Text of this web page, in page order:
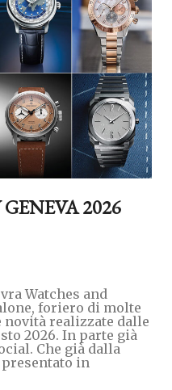
2026
Watches and
foriero di molte
realizzate dalle
2026. In parte già
Che già dalla
in